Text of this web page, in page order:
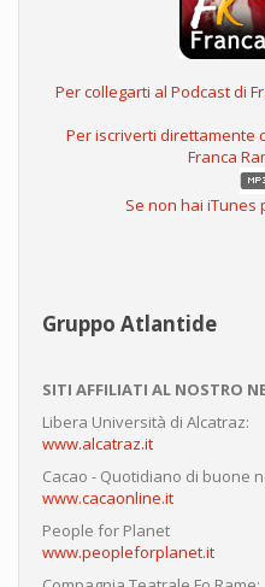
Per collegarti al Podcast di
Per iscriverti direttamente
Franca
Se non hai iTunes
Gruppo Atlantide
SITI AFFILIATI AL NOSTRO
Libera Università di Alcatraz:
www.alcatraz.it
Cacao - Quotidiano di buone
www.cacaonline.it
People for Planet
www.peopleforplanet.it